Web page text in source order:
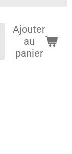
Ajouter
au
panier